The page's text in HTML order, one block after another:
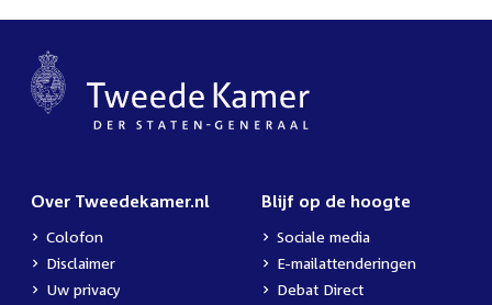
Over Tweedekamer.nl
Colofon
Disclaimer
Uw privacy
Blijf op de hoogte
Sociale media
E-mailattenderingen
Debat Direct